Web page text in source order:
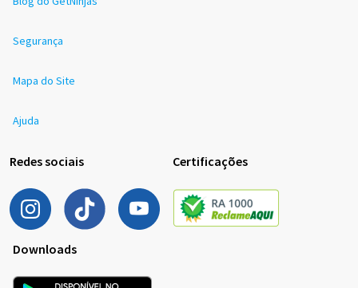
Segurança
Mapa do Site
Ajuda
Redes sociais Certificações
Downloads